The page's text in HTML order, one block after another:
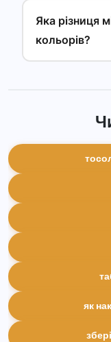
Яка різниця
кольорів?
як